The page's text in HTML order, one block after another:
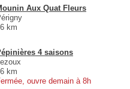
Aux Quat Fleurs
km
4 saisons
Lezoux
km
ouvre demain à 8h